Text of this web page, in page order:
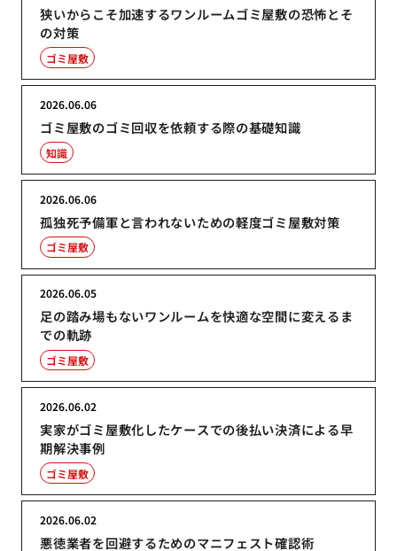
狭いからこそ加速するワンルームゴミ屋敷の恐怖とそ
の対策
ゴミ屋敷
ゴミ屋敷のゴミ回収を依頼する際の基礎知識
2026.06.06
知識
孤独死予備軍と言われないための軽度ゴミ屋敷対策
2026.06.06
ゴミ屋敷
足の踏み場もないワンルームを快適な空間に変えるま
での軌跡
2026.06.05
ゴミ屋敷
実家がゴミ屋敷化したケースでの後払い決済による早
期解決事例
2026.06.02
ゴミ屋敷
悪徳業者を回避するためのマニフェスト確認術
2026.06.02